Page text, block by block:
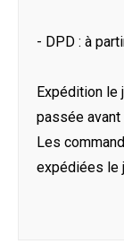
- DPD : à
Expédition le
passée
Les
expédiées le